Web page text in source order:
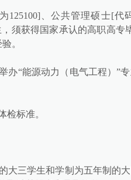
125100]、公共管理硕士[
须获得国家承认的高职高
。
办“能源动力（电气工程）”
检标准。
大三学生和学制为五年制的